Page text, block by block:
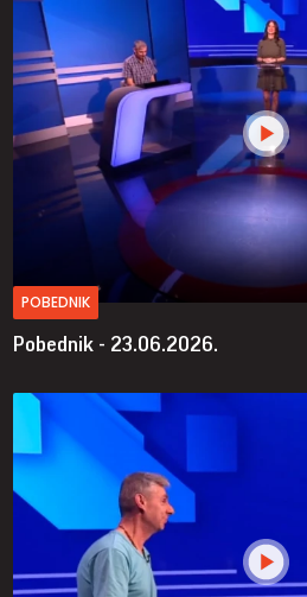
POBEDNIK
Pobednik - 23.06.2026.